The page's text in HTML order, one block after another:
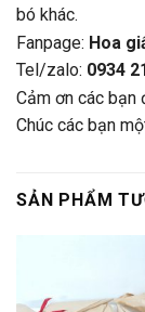
bó khác.
Fanpage: Hoa
Tel/zalo: 0934
Cảm ơn các bạn
Chúc các bạn
SẢN PHẨM